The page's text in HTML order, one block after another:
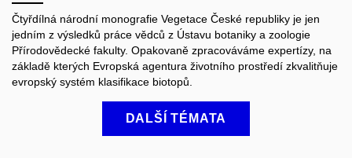
Čtyřdílná národní monografie Vegetace České republiky je jen
jedním z výsledků práce vědců z Ústavu botaniky a zoologie
Přírodovědecké fakulty. Opakovaně zpracováváme expertízy, na
základě kterých Evropská agentura životního prostředí zkvalitňuje
evropský systém klasifikace biotopů.
DALŠÍ TÉMATA